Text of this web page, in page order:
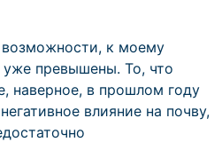
возможности, к моему
превышены. То, что
наверное, в прошлом году
влияние на почву,